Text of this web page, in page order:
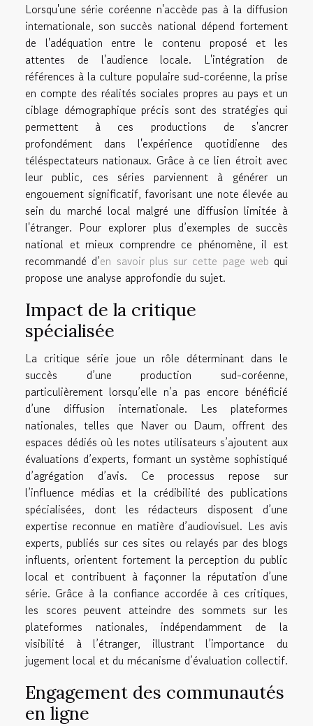
Lorsqu'une série coréenne n'accède pas à la diffusion
internationale, son succès national dépend fortement
de l'adéquation entre le contenu proposé et les
attentes de l'audience locale. L'intégration de
références à la culture populaire sud-coréenne, la prise
en compte des réalités sociales propres au pays et un
ciblage démographique précis sont des stratégies qui
permettent à ces productions de s'ancrer
profondément dans l'expérience quotidienne des
téléspectateurs nationaux. Grâce à ce lien étroit avec
leur public, ces séries parviennent à générer un
engouement significatif, favorisant une note élevée au
sein du marché local malgré une diffusion limitée à
l'étranger. Pour explorer plus d’exemples de succès
national et mieux comprendre ce phénomène, il est
recommandé d’en savoir plus sur cette page web qui
propose une analyse approfondie du sujet.
Impact de la critique
spécialisée
La critique série joue un rôle déterminant dans le
succès d’une production sud-coréenne,
particulièrement lorsqu’elle n’a pas encore bénéficié
d’une diffusion internationale. Les plateformes
nationales, telles que Naver ou Daum, offrent des
espaces dédiés où les notes utilisateurs s’ajoutent aux
évaluations d’experts, formant un système sophistiqué
d’agrégation d’avis. Ce processus repose sur
l’influence médias et la crédibilité des publications
spécialisées, dont les rédacteurs disposent d’une
expertise reconnue en matière d’audiovisuel. Les avis
experts, publiés sur ces sites ou relayés par des blogs
influents, orientent fortement la perception du public
local et contribuent à façonner la réputation d’une
série. Grâce à la confiance accordée à ces critiques,
les scores peuvent atteindre des sommets sur les
plateformes nationales, indépendamment de la
visibilité à l’étranger, illustrant l’importance du
jugement local et du mécanisme d’évaluation collectif.
Engagement des communautés
en ligne